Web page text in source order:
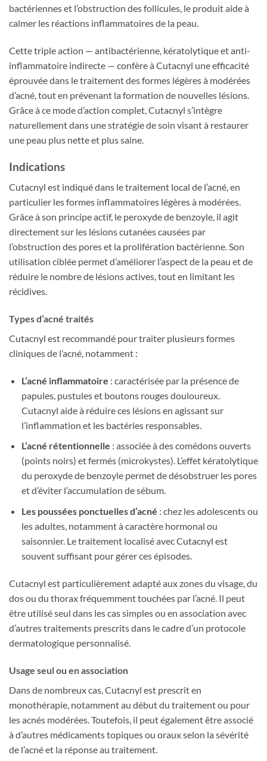
bactériennes et l’obstruction des follicules, le produit aide à
calmer les réactions inflammatoires de la peau.
Cette triple action — antibactérienne, kératolytique et anti-
inflammatoire indirecte — confère à Cutacnyl une efficacité
éprouvée dans le traitement des formes légères à modérées
d’acné, tout en prévenant la formation de nouvelles lésions.
Grâce à ce mode d’action complet, Cutacnyl s’intègre
naturellement dans une stratégie de soin visant à restaurer
une peau plus nette et plus saine.
Indications
Cutacnyl est indiqué dans le traitement local de l’acné, en
particulier les formes inflammatoires légères à modérées.
Grâce à son principe actif, le peroxyde de benzoyle, il agit
directement sur les lésions cutanées causées par
l’obstruction des pores et la prolifération bactérienne. Son
utilisation ciblée permet d’améliorer l’aspect de la peau et de
réduire le nombre de lésions actives, tout en limitant les
récidives.
Types d’acné traités
Cutacnyl est recommandé pour traiter plusieurs formes
cliniques de l’acné, notamment :
L’acné inflammatoire : caractérisée par la présence de
papules, pustules et boutons rouges douloureux.
Cutacnyl aide à réduire ces lésions en agissant sur
l’inflammation et les bactéries responsables.
L’acné rétentionnelle : associée à des comédons ouverts
(points noirs) et fermés (microkystes). L’effet kératolytique
du peroxyde de benzoyle permet de désobstruer les pores
et d’éviter l’accumulation de sébum.
Les poussées ponctuelles d’acné : chez les adolescents ou
les adultes, notamment à caractère hormonal ou
saisonnier. Le traitement localisé avec Cutacnyl est
souvent suffisant pour gérer ces épisodes.
Cutacnyl est particulièrement adapté aux zones du visage, du
dos ou du thorax fréquemment touchées par l’acné. Il peut
être utilisé seul dans les cas simples ou en association avec
d’autres traitements prescrits dans le cadre d’un protocole
dermatologique personnalisé.
Usage seul ou en association
Dans de nombreux cas, Cutacnyl est prescrit en
monothérapie, notamment au début du traitement ou pour
les acnés modérées. Toutefois, il peut également être associé
à d’autres médicaments topiques ou oraux selon la sévérité
de l’acné et la réponse au traitement.